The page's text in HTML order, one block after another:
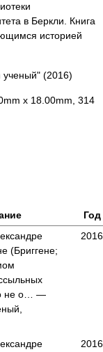
в Беркли. Книга
историей
ученый" (2016)
x 18.00mm, 314
Год
(Бриггене;
не о… —
2016
2016